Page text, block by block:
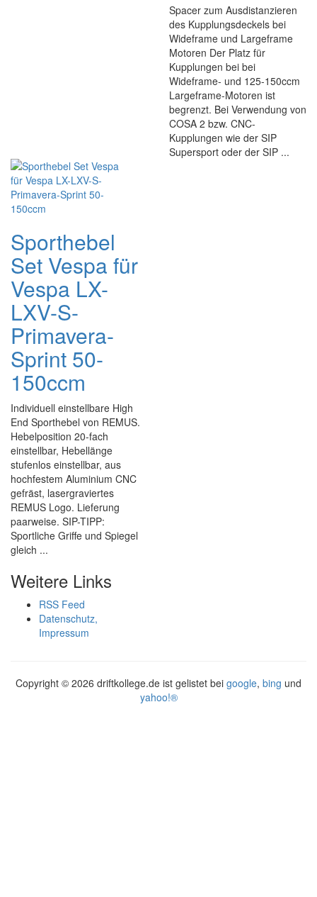
Spacer zum Ausdistanzieren
des Kupplungsdeckels bei
Wideframe und Largeframe
Motoren Der Platz für
Kupplungen bei bei
Wideframe- und 125-150ccm
Largeframe-Motoren ist
begrenzt. Bei Verwendung von
COSA 2 bzw. CNC-
Kupplungen wie der SIP
Supersport oder der SIP ...
Sporthebel
Set Vespa für
Vespa LX-
LXV-S-
Primavera-
Sprint 50-
150ccm
Individuell einstellbare High
End Sporthebel von REMUS.
Hebelposition 20-fach
einstellbar, Hebellänge
stufenlos einstellbar, aus
hochfestem Aluminium CNC
gefräst, lasergraviertes
REMUS Logo. Lieferung
paarweise. SIP-TIPP:
Sportliche Griffe und Spiegel
gleich ...
Weitere Links
RSS Feed
Datenschutz,
Impressum
Copyright © 2026 driftkollege.de ist gelistet bei google, bing und
yahoo!®